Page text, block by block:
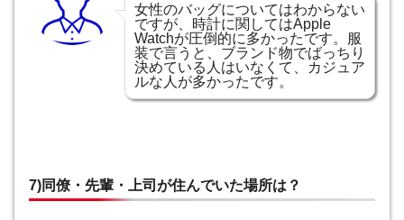
女性のバッグについてはわからない
ですが、時計に関してはApple
Watchが圧倒的に多かったです。服
装で言うと、ブランド物でばっちり
決めている人はいなくて、カジュア
ルな人が多かったです。
7)同僚・先輩・上司が住んでいた場所は？